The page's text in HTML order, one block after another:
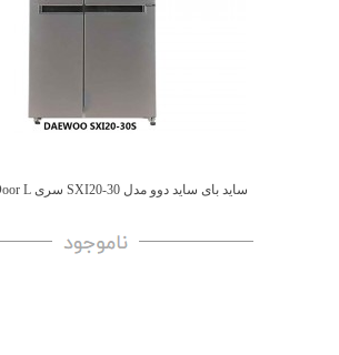
ساید بای ساید دوو مدل SXI20-30 سری SINSUN 2Door L